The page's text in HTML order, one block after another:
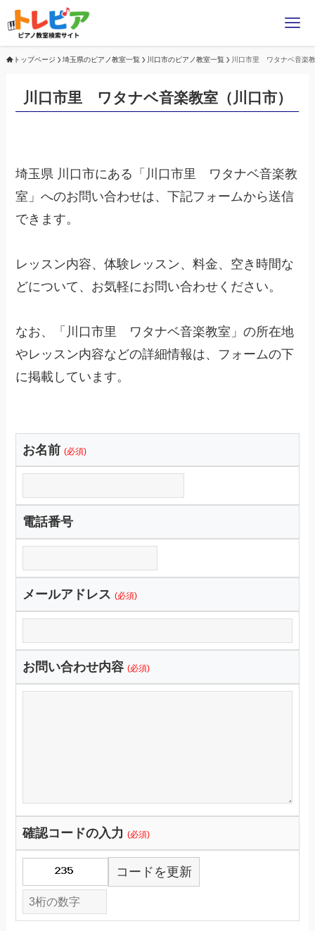
トップページ 埼玉県のピアノ教室一覧 川口市のピアノ教室一覧 川口市里 ワタナベ音楽
川口市里 ワタナベ音楽教室（川口市）
埼玉県 川口市にある「川口市里 ワタナベ音楽教
室」へのお問い合わせは、下記フォームから送信
できます。
レッスン内容、体験レッスン、料金、空き時間な
どについて、お気軽にお問い合わせください。
なお、「川口市里 ワタナベ音楽教室」の所在地
やレッスン内容などの詳細情報は、フォームの下
に掲載しています。
お名前 (必須)
電話番号
メールアドレス (必須)
お問い合わせ内容 (必須)
確認コードの入力(必須)
コードを更新